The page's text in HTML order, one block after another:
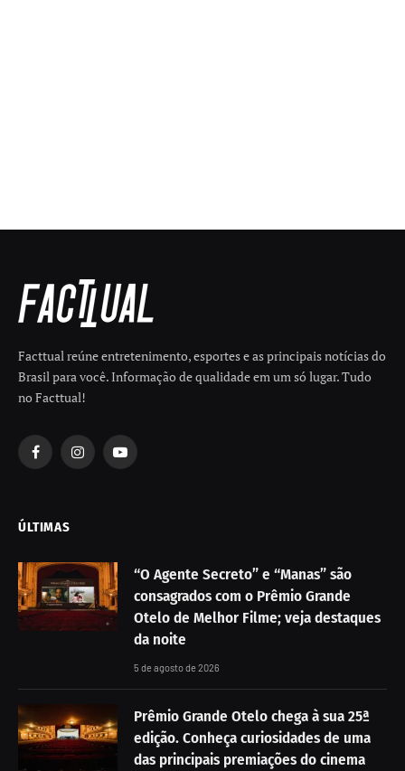
Facttual reúne entretenimento, esportes e as principais notícias do
Brasil para você. Informação de qualidade em um só lugar. Tudo
no Facttual!
FacebookInstagramYouTube
ÚLTIMAS
“O Agente Secreto” e “Manas” são
consagrados com o Prêmio Grande
Otelo de Melhor Filme; veja destaques
da noite
5 de agosto de 2026
Prêmio Grande Otelo chega à sua 25ª
edição. Conheça curiosidades de uma
das principais premiações do cinema